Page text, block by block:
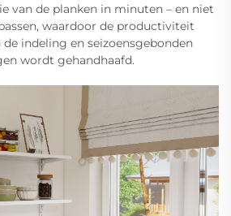
van de planken in minuten – en niet
waardoor de productiviteit
indeling en seizoensgebonden
wordt gehandhaafd.